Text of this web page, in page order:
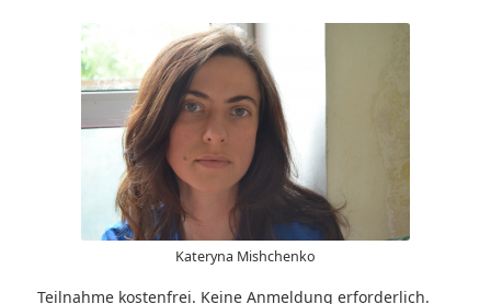
Kateryna Mishchenko
Teilnahme kostenfrei. Keine Anmeldung erforderlich.